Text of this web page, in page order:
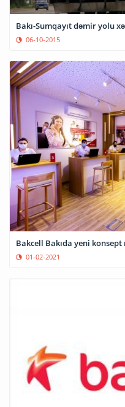
Bakı-Sumqayıt dəmir yolu
06-10-2015
Bakcell Bakıda yeni konsept
01-02-2021